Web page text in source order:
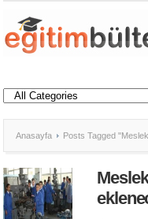
Anasayfa Posts Tagged